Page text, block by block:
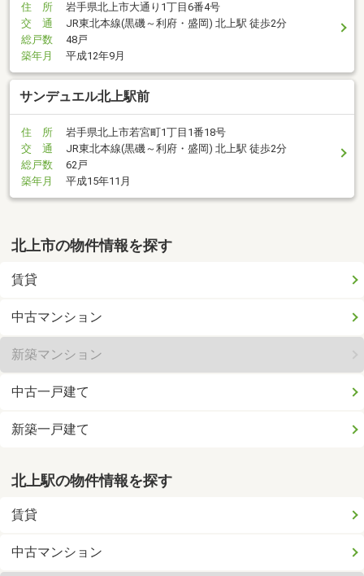
住 所
岩手県北上市大通り1丁目6番4号
交 通
JR東北本線(黒磯～利府・盛岡) 北上駅 徒歩2分
総戸数
48戸
築年月
平成12年9月
サンデュエル北上駅前
住 所
岩手県北上市若宮町1丁目1番18号
交 通
JR東北本線(黒磯～利府・盛岡) 北上駅 徒歩2分
総戸数
62戸
築年月
平成15年11月
北上市の物件情報を探す
賃貸
中古マンション
新築マンション
中古一戸建て
新築一戸建て
北上駅の物件情報を探す
賃貸
中古マンション